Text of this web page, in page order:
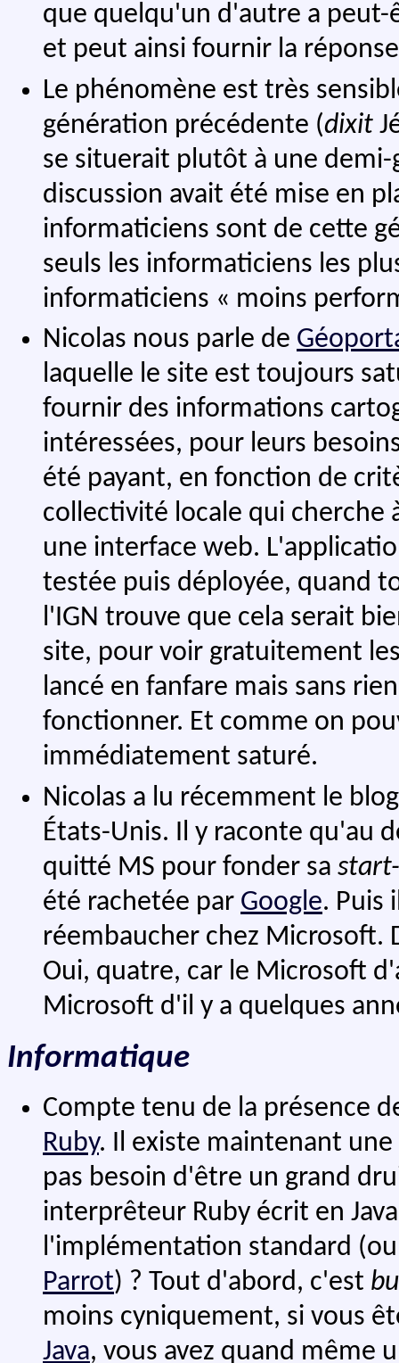
que quelqu'un d'autre a
et peut ainsi fournir la
Le phénomène est très
génération précédente (dixit
se situerait plutôt à une
discussion avait été mise en
informaticiens sont de cette
seuls les informaticiens les
informaticiens « moins
Nicolas nous parle de
laquelle le site est toujours
fournir des informations
intéressées, pour leurs
été payant, en fonction de
collectivité locale qui cherche
une interface web.
testée puis déployée, quand
l'IGN trouve que cela serait
site, pour voir gratuitement
lancé en fanfare mais sans
fonctionner. Et comme on
immédiatement saturé.
Nicolas a lu récemment le
États-Unis. Il y raconte qu'au
quitté MS pour fonder sa
été rachetée par Google. Puis
réembaucher chez Microsoft.
Oui, quatre, car le Microsoft
Microsoft d'il y a quelques
Informatique
Compte tenu de la présence
Ruby. Il existe maintenant
pas besoin d'être un grand
interprêteur Ruby écrit en
l'implémentation standard
Parrot) ? Tout d'abord, c'est
moins cyniquement, si vous
Java, vous avez quand même